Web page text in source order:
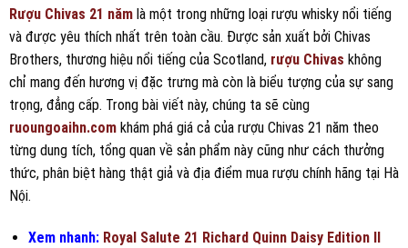
Rượu Chivas 21 năm là một trong những loại rượu whisky nổi tiếng
và được yêu thích nhất trên toàn cầu. Được sản xuất bởi Chivas
Brothers, thương hiệu nổi tiếng của Scotland, rượu Chivas không
chỉ mang đến hương vị đặc trưng mà còn là biểu tượng của sự sang
trọng, đẳng cấp. Trong bài viết này, chúng ta sẽ cùng
ruoungoaihn.com khám phá giá cả của rượu Chivas 21 năm theo
từng dung tích, tổng quan về sản phẩm này cũng như cách thưởng
thức, phân biệt hàng thật giả và địa điểm mua rượu chính hãng tại Hà
Nội.
Xem nhanh: Royal Salute 21 Richard Quinn Daisy Edition II